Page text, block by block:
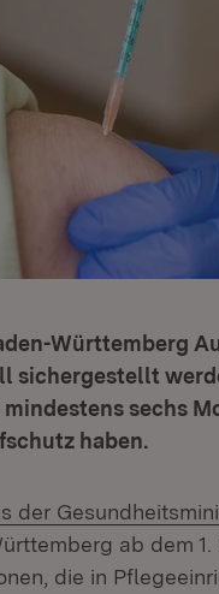
Württemberg
sichergestellt
sechs
haben.
der
ab dem
die in